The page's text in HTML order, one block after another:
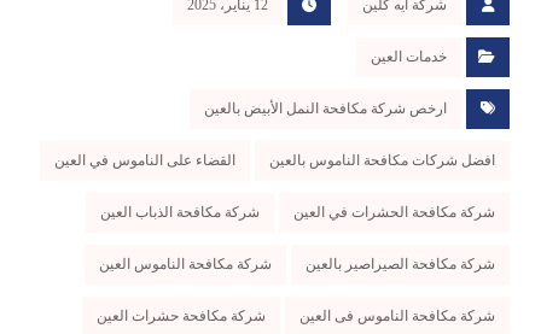
شركة ايه كلين 12 يناير، 2025
خدمات العين
ارخص شركة مكافحة النمل الأبيض بالعين
افضل شركات مكافحة الناموس بالعين القضاء على الناموس في العين
شركة مكافحة الحشرات في العين شركة مكافحة الذباب العين
شركة مكافحة الصيراصير بالعين شركة مكافحة الناموس العين
شركة مكافحة الناموس فى العين شركة مكافحة حشرات العين